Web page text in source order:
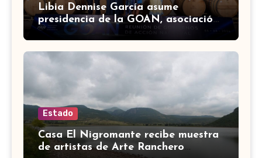
Libia Dennise García asume
presidencia de la GOAN, asociación
de gobernadores de Acción
Nacional
Estado
Casa El Nigromante recibe muestra
de artistas de Arte Ranchero